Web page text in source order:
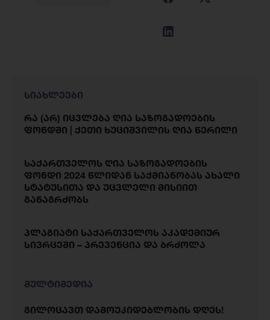
სიახლეები
რა (არ) იცვლება ღია საზოგადოების
ფონდში | ქეთი ხუციშვილის ღია წერილი
საქართველოს ღია საზოგადოების
ფონდი 2024 წლიდან საქმიანობას ახალი
სტატუსითა და უცვლელი მისიით
განაგრძობს
პლაგიატი საქართველოს აკადემიურ
სივრცეში – პრევენცია და ბრძოლა
მულტიმედია
გილოცავთ დამოუკიდებლობის დღეს!